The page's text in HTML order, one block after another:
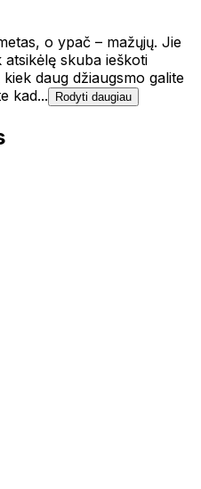
o ypač – mažųjų. Jie
skuba ieškoti
daug džiaugsmo galite
kad...
Rodyti daugiau